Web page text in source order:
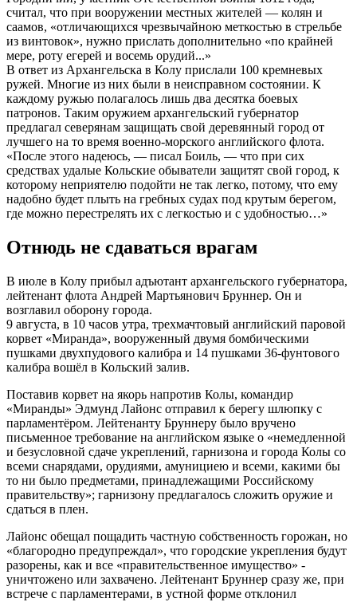
считал, что при вооружении местных жителей — колян и
саамов, «отличающихся чрезвычайною меткостью в стрельбе
из винтовок», нужно прислать дополнительно «по крайней
мере, роту егерей и восемь орудий...»
В ответ из Архангельска в Колу прислали 100 кремневых
ружей. Многие из них были в неисправном состоянии. К
каждому ружью полагалось лишь два десятка боевых
патронов. Таким оружием архангельский губернатор
предлагал северянам защищать свой деревянный город от
лучшего на то время военно-морского английского флота.
«После этого надеюсь, — писал Боиль, — что при сих
средствах удалые Кольские обыватели защитят свой город, к
которому неприятелю подойти не так легко, потому, что ему
надобно будет плыть на гребных судах под крутым берегом,
где можно перестрелять их с легкостью и с удобностью…»
Отнюдь не сдаваться врагам
В июле в Колу прибыл адъютант архангельского губернатора,
лейтенант флота Андрей Мартьянович Бруннер. Он и
возглавил оборону города.
9 августа, в 10 часов утра, трехмачтовый английский паровой
корвет «Миранда», вооруженный двумя бомбическими
пушками двухпудового калибра и 14 пушками 36-фунтового
калибра вошёл в Кольский залив.
Поставив корвет на якорь напротив Колы, командир
«Миранды» Эдмунд Лайонс отправил к берегу шлюпку с
парламентёром. Лейтенанту Бруннеру было вручено
письменное требование на английском языке о «немедленной
и безусловной сдаче укреплений, гарнизона и города Колы со
всеми снарядами, орудиями, амунициею и всеми, какими бы
то ни было предметами, принадлежащими Российскому
правительству»; гарнизону предлагалось сложить оружие и
сдаться в плен.
Лайонс обещал пощадить частную собственность горожан, но
«благородно предупреждал», что городские укрепления будут
разорены, как и все «правительственное имущество» -
уничтожено или захвачено. Лейтенант Бруннер сразу же, при
встрече с парламентерами, в устной форме отклонил